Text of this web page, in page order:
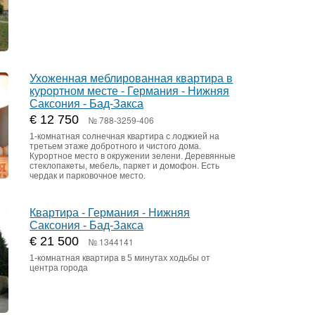
Ухоженная меблированная квартира в
курортном месте - Германия - Нижняя
Саксония - Бад-Закса
€ 12 750 № 788-3259-406
1-комнатная солнечная квартира с лоджией на
третьем этаже добротного и чистого дома.
Курортное место в окружении зелени. Деревянные
стеклопакеты, мебель, паркет и домофон. Есть
чердак и парковочное место.
Квартира - Германия - Нижняя
Саксония - Бад-Закса
€ 21 500 № 1344141
1-комнатная квартира в 5 минутах ходьбы от
центра города